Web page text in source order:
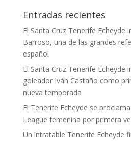
Entradas recientes
El Santa Cruz Tenerife Echeyde
Barroso, una de las grandes
español
El Santa Cruz Tenerife Echeyde
goleador Iván Castaño como
nueva temporada
El Tenerife Echeyde se
League femenina por primera
Un intratable Tenerife Echeyde